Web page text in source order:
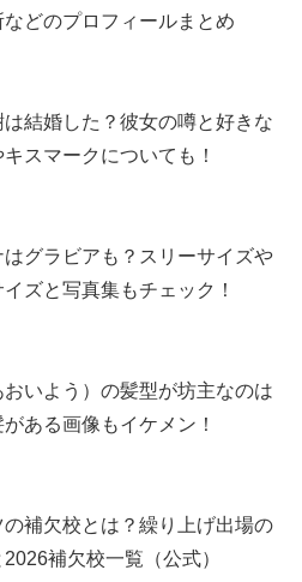
ます。また、同じロケに参加し
場時間が短くなることもあり、
感じてしまう場合があります。
いうより、
できることが多いのです。心配
度だけで決めつけない視点が役
ズで評価されやすいポイン
る力」
残りやすいのは、派手なリアク
。現地の人とのやり取りで場が
きに切り替えたり、周りの出演
どのプロフィールまとめ
結婚した？彼女の噂と好きな
スマークについても！
はグラビアも？スリーサイズや
ズと写真集もチェック！
いよう）の髪型が坊主なのは
ある画像もイケメン！
の補欠校とは？繰り上げ出場の
補欠校一覧（公式）